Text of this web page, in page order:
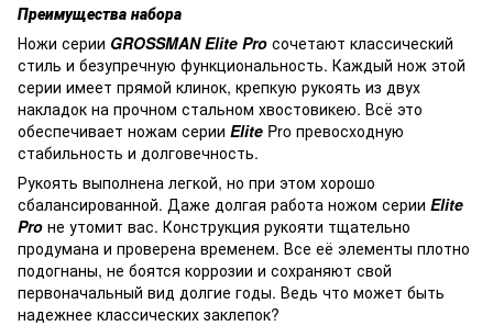
Преимущества набора
Ножи серии GROSSMAN Elite Pro сочетают классический
стиль и безупречную функциональность. Каждый нож этой
серии имеет прямой клинок, крепкую рукоять из двух
накладок на прочном стальном хвостовикею. Всё это
обеспечивает ножам серии Elite Pro превосходную
стабильность и долговечность.
Рукоять выполнена легкой, но при этом хорошо
сбалансированной. Даже долгая работа ножом серии Elite
Pro не утомит вас. Конструкция рукояти тщательно
продумана и проверена временем. Все её элементы плотно
подогнаны, не боятся коррозии и сохраняют свой
первоначальный вид долгие годы. Ведь что может быть
надежнее классических заклепок?